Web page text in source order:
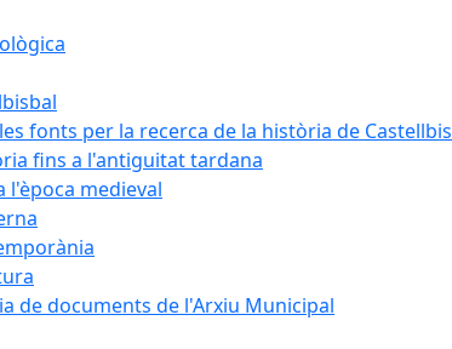
fonts per la recerca de la història de
fins a l'antiguitat tardana
l'època medieval
de documents de l'Arxiu Municipal